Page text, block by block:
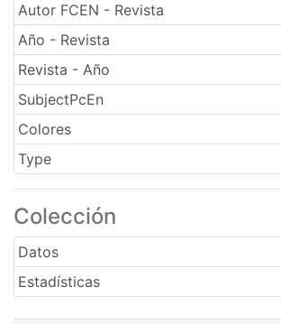
Autor FCEN - Revista
Año - Revista
Revista - Año
SubjectPcEn
Colores
Type
Colección
Datos
Estadísticas